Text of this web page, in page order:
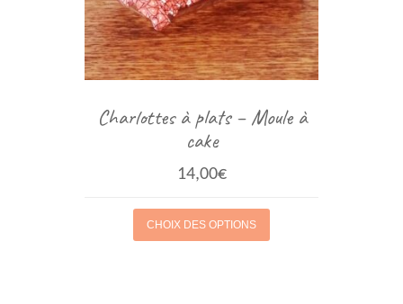
Charlottes à plats – Moule à
cake
14,00€
CHOIX DES OPTIONS